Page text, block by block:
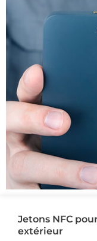
Jetons NFC
extérieur